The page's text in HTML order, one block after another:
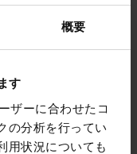
概要
す
ザーに合わせたコ
の分析を行ってい
用状況についても
ング